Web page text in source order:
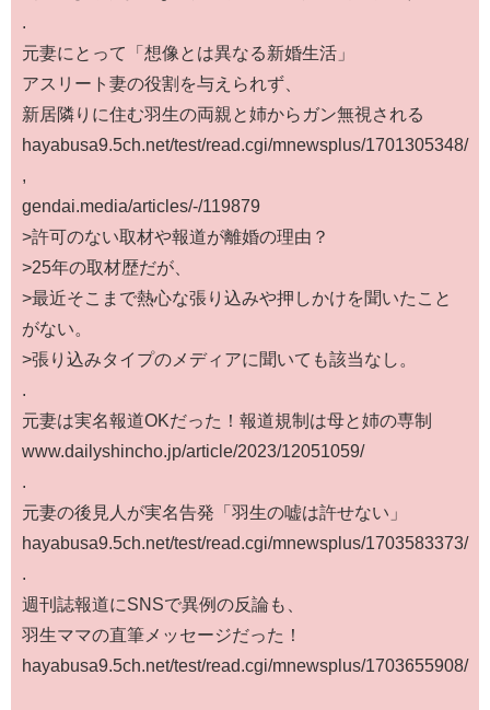
元妻にとって「想像とは異なる新婚生活」
アスリート妻の役割を与えられず、
新居隣りに住む羽生の両親と姉からガン無視される
hayabusa9.5ch.net/test/read.cgi/mnewsplus/1701305348/
gendai.media/articles/-/119879
>許可のない取材や報道が離婚の理由？
>25年の取材歴だが、
>最近そこまで熱心な張り込みや押しかけを聞いたこと
がない。
>張り込みタイプのメディアに聞いても該当なし。
元妻は実名報道OKだった！報道規制は母と姉の専制
www.dailyshincho.jp/article/2023/12051059/
元妻の後見人が実名告発「羽生の嘘は許せない」
hayabusa9.5ch.net/test/read.cgi/mnewsplus/1703583373/
週刊誌報道にSNSで異例の反論も、
羽生ママの直筆メッセージだった！
hayabusa9.5ch.net/test/read.cgi/mnewsplus/1703655908/